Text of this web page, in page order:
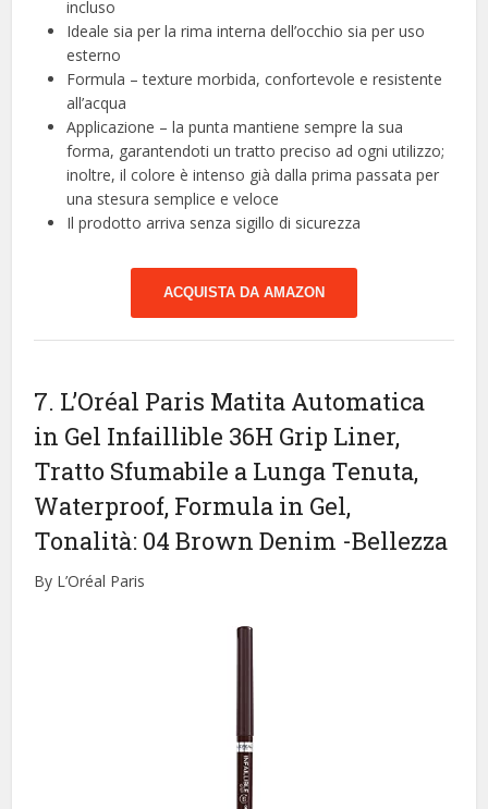
incluso
Ideale sia per la rima interna dell’occhio sia per uso
esterno
Formula – texture morbida, confortevole e resistente
all’acqua
Applicazione – la punta mantiene sempre la sua
forma, garantendoti un tratto preciso ad ogni utilizzo;
inoltre, il colore è intenso già dalla prima passata per
una stesura semplice e veloce
Il prodotto arriva senza sigillo di sicurezza
ACQUISTA DA AMAZON
7. L’Oréal Paris Matita Automatica
in Gel Infaillible 36H Grip Liner,
Tratto Sfumabile a Lunga Tenuta,
Waterproof, Formula in Gel,
Tonalità: 04 Brown Denim -Bellezza
By L’Oréal Paris